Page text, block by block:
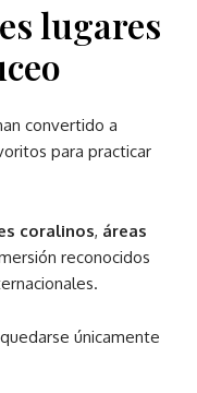
lugares
convertido a
para practicar
coralinos, áreas
reconocidos
únicamente